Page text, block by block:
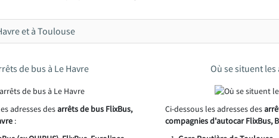
et à Toulouse
de bus à Le Havre
adresses desarrêts de bus FlixBus,
:
Où se situent
Ci-dessous les adresses des
compagnies d'autocar FlixBus,